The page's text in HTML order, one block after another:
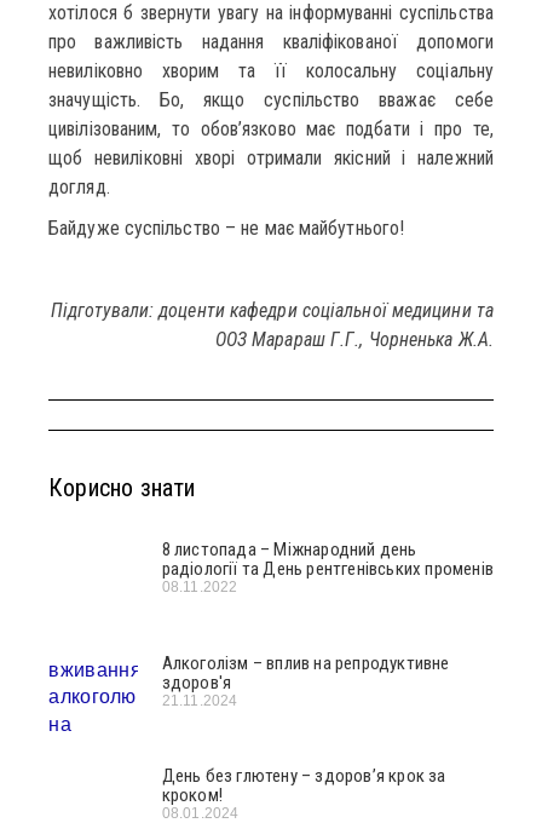
хотілося б звернути увагу на інформуванні суспільства
про важливість надання кваліфікованої допомоги
невиліковно хворим та її колосальну соціальну
значущість. Бо, якщо суспільство вважає себе
цивілізованим, то обов’язково має подбати і про те,
щоб невиліковні хворі отримали якісний і належний
догляд.
Байдуже суспільство – не має майбутнього!
Підготували: доценти кафедри соціальної медицини та
ООЗ Марараш Г.Г., Чорненька Ж.А.
Корисно знати
8 листопада – Міжнародний день
радіології та День рентгенівських променів
08.11.2022
Алкоголізм – вплив на репродуктивне
здоров′я
21.11.2024
День без глютену – здоров’я крок за
кроком!
08.01.2024